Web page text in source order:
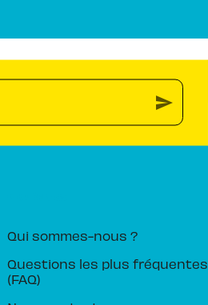
send
Qui sommes-nous ?
Questions les plus fréquentes
(FAQ)